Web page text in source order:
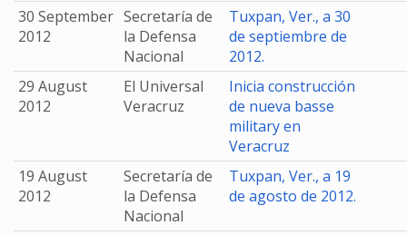
30 September
2012
Secretaría de
la Defensa
Nacional
Tuxpan, Ver., a 30
de septiembre de
2012.
29 August
2012
El Universal
Veracruz
Inicia construcción
de nueva basse
military en
Veracruz
19 August
2012
Secretaría de
la Defensa
Nacional
Tuxpan, Ver., a 19
de agosto de 2012.